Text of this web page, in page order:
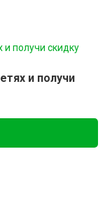
и получи